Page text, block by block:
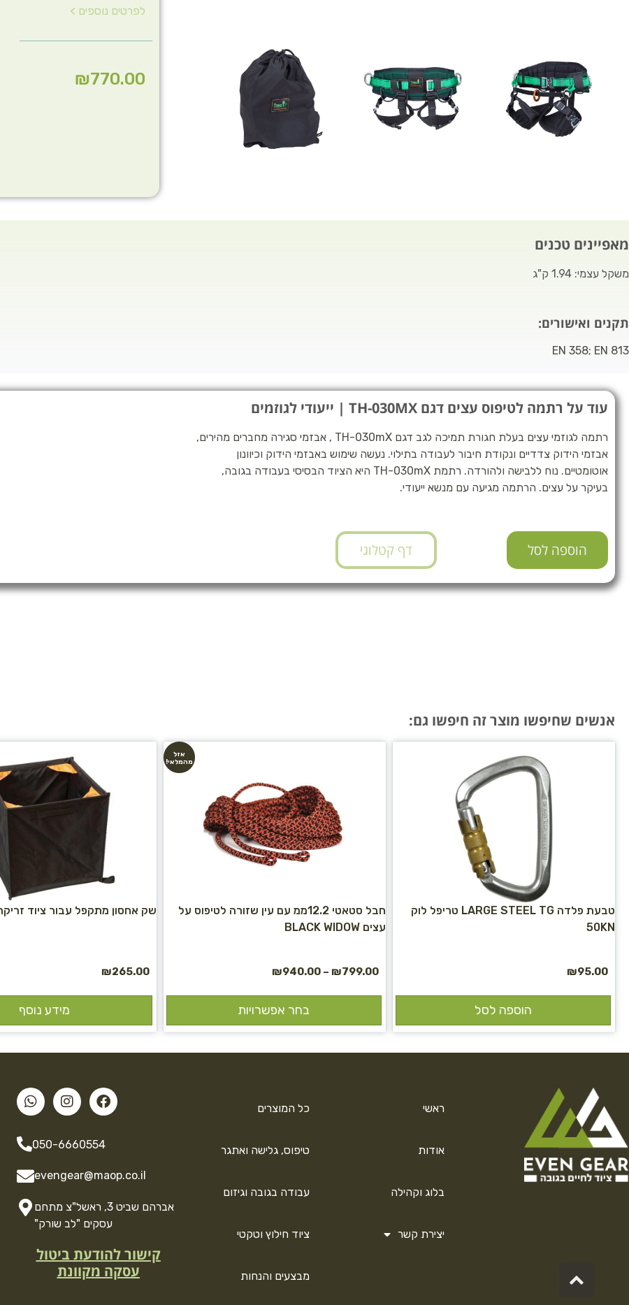
לפרטים נוספים >
₪770.00
מאפיינים טכנים
משקל עצמי: 1.94 ק"ג
תקנים ואישורים:
EN 358; EN 813
עוד על רתמה לטיפוס עצים דגם TH-030MX | ייעודי לגוזמים
רתמה לגוזמי עצים בעלת חגורת תמיכה לגב דגם TH-030mX , אבזמי סגירה מחברים מהירים,
אבזמי הידוק צדדיים ונקודת חיבור לעבודה בתילוי. נעשה שימוש באבזמי הידוק וכיוונון
אוטומטיים. נוח ללבישה ולהורדה. רתמת TH-030mX היא הציוד הבסיסי בעבודה בגובה,
בעיקר על עצים. הרתמה מגיעה עם מנשא ייעודי.
הוספה לסל דף קטלוגי
אנשים שחיפשו מוצר זה חיפשו גם:
טבעת פלדה LARGE STEEL TG טריפל לוק
50KN
₪95.00
הוספה לסל
אזל
מהמלאי!
חבל סטאטי 12.2ממ עם עין שזורה לטיפוס על
עצים BLACK WIDOW
₪799.00
–
₪940.00
בחר אפשרויות
שק אחסון מתקפל עבור ציוד
₪265.00
מידע נוסף
ראשי
אודות
בלוג וקהילה
יצירת קשר
כל המוצרים
טיפוס, גלישה ואתגר
עבודה בגובה וגיזום
ציוד חילוץ וטקטי
מבצעים והנחות
050-6660554
evengear@maop.co.il
אברהם שביט 3, ראשל"צ מתחם
עסקים "לב שורק"
קישור להודעת ביטול
עסקה מקוונת